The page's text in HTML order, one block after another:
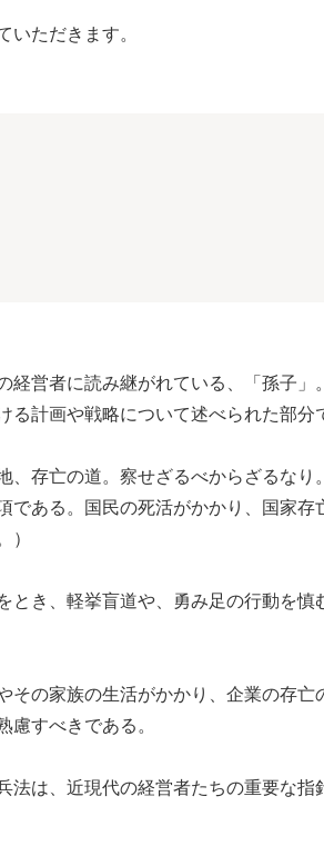
ただきます。
営者に読み継がれている、「孫子」。
計画や戦略について述べられた部分
、存亡の道。察せざるべからざるなり
である。国民の死活がかかり、国家存
とき、軽挙盲道や、勇み足の行動を慎
の家族の生活がかかり、企業の存亡
すべきである。
法は、近現代の経営者たちの重要な指